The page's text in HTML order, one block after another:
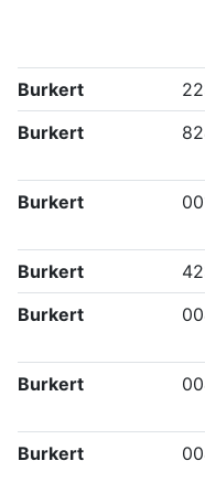
Burkert
Burkert
Burkert
Burkert
Burkert
Burkert
Burkert